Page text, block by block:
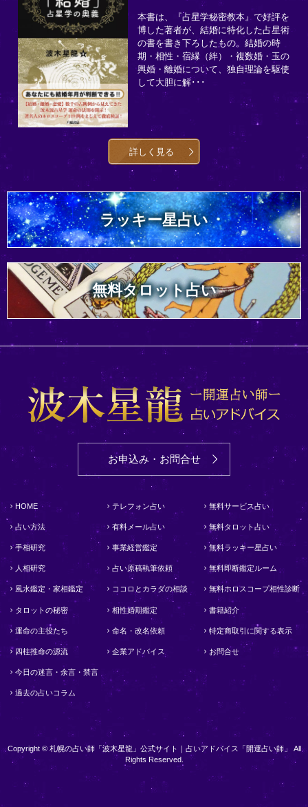
本書は、『占星学秘密教本』で好評を
博した著者が、結婚に特化した占星術
の書を書き下ろしたもの。結婚の時
期・相性・宿縁（絆）・複数婚・玉の
輿婚・離婚について、独自理論を駆使
して大胆に解･･･
詳しく見る
ラッキー星占い
無料タロット占い
お申込み・お問合せ
HOME
占い方法
手相研究
人相研究
風水鑑定・家相鑑定
タロットの秘密
運命の主役たち
四柱推命の源流
今日の迷言・余言・禁言
過去の占いコラム
テレフォン占い
有料メール占い
事業経営鑑定
占い原稿執筆依頼
ココロとカラダの相談
相性婚期鑑定
命名・改名依頼
企業アドバイス
無料サービス占い
無料タロット占い
無料ラッキー星占い
無料即断鑑定ルーム
無料ホロスコープ相性診断
書籍紹介
特定商取引に関する表示
お問合せ
Copyright © 札幌の占い師「波木星龍」公式サイト｜占いアドバイス「開運占い師」 All
Rights Reserved.